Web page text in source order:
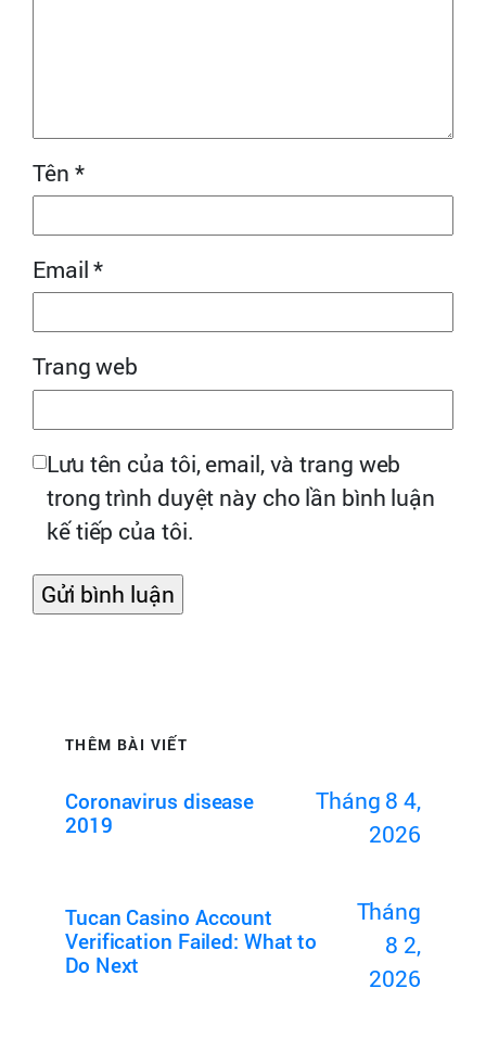
Tên *
Email*
Trang web
Lưu tên của tôi, email, và trang web
trong trình duyệt này cho lần bình luận
kế tiếp của tôi.
THÊM BÀI VIẾT
Coronavirus disease
2019
Tháng 8 4,
2026
Tucan Casino Account
Verification Failed: What to
Do Next
Tháng
8 2,
2026